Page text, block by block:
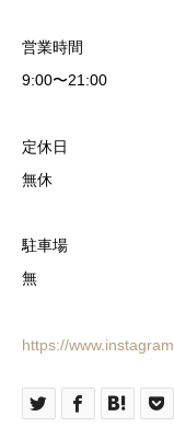
営業時間
9:00〜21:00
定休日
無休
駐車場
無
https://